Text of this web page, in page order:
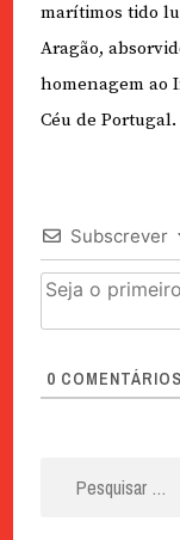
marítimos tido
Aragão,
homenagem ao
Céu de Portugal.
Subscrever
0 COMENTÁRIOS